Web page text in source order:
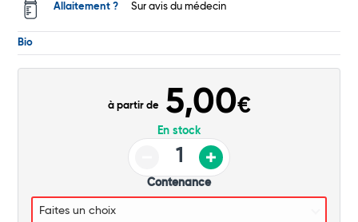
Allaitement ? Sur avis du médecin
Bio
à partir de 5,00€
En stock
Contenance